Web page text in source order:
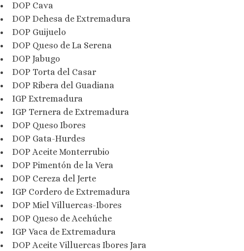
DOP Cava
DOP Dehesa de Extremadura
DOP Guijuelo
DOP Queso de La Serena
DOP Jabugo
DOP Torta del Casar
DOP Ribera del Guadiana
IGP Extremadura
IGP Ternera de Extremadura
DOP Queso Ibores
DOP Gata-Hurdes
DOP Aceite Monterrubio
DOP Pimentón de la Vera
DOP Cereza del Jerte
IGP Cordero de Extremadura
DOP Miel Villuercas-Ibores
DOP Queso de Acehúche
IGP Vaca de Extremadura
DOP Aceite Villuercas Ibores Jara